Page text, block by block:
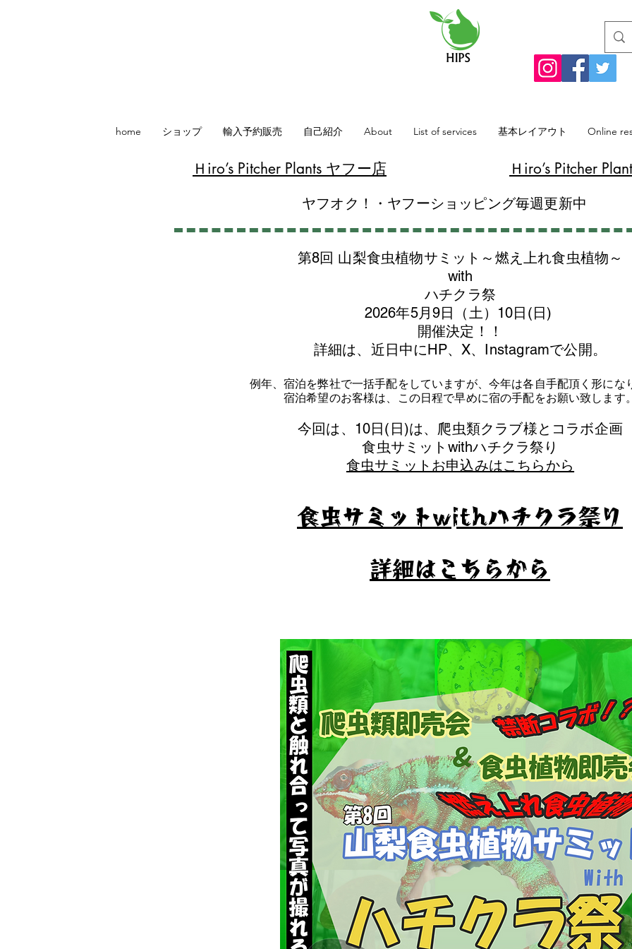
home ショップ 輸入予約販売 自己紹介 About List of services 基本レイアウト Online
​Ｈiro’s Pitcher Plants ヤフー店 Ｈiro’s Pitcher
ヤフオク！・ヤフーショッピング毎週更新中
第8回 山梨食虫植物サミット～燃え上れ食虫植物～
with
​ハチクラ祭
2026年5月9日（土）10日(日)
​開催決定！！
詳細は、近日中にHP、X、Instagramで公開。
例年、宿泊を弊社で一括手配をしていますが、今年は各自手配頂く形にな
​宿泊希望のお客様は、この日程で早めに宿の手配をお願い致します。
​今回は、10日(日)は、爬虫類クラブ様とコラボ企画
​食虫サミットwithハチクラ祭り
食虫サミットお申込みはこちらから
食虫サミットwithハチクラ祭り
​詳細はこちらから